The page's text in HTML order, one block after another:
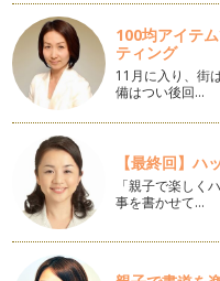
ありがとうございます。
捨てないで！ニンジンの葉
さて、これは何の葉でし
自分で育てれば好きにな
新緑の美しい季節になり
て、鳥たちのハミングも
トマトぎらい！ ゼリー部
季節が変わると、お店の野
す。 一年を通し、中でも
100均アイテ
ティング
11月に入り、街
備はつい後回…
【最終回】
「親子で楽しく
事を書かせて…